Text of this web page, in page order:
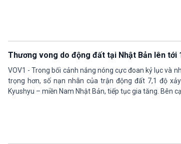
Thương vong do động đất tại Nhật Bản lên tới
VOV1 - Trong bối cảnh nắng nóng cực đoan kỷ lục và
trọng hơn, số nạn nhân của trận động đất 7,1 độ
Kyushyu – miền Nam Nhật Bản, tiếp tục gia tăng. Bên